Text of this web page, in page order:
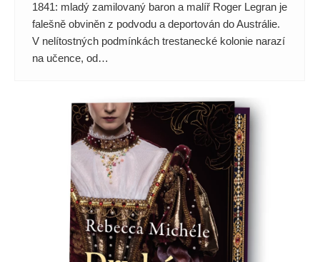
1841: mladý zamilovaný baron a malíř Roger Legran je
falešně obviněn z podvodu a deportován do Austrálie.
V nelítostných podmínkách trestanecké kolonie narazí
na učence, od…